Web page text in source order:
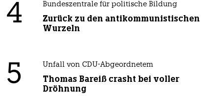
4 Bundeszentrale für politische Bildung
Zurück zu den antikommunistischen
Wurzeln
5 Unfall von CDU-Abgeordnetem
Thomas Bareiß crasht bei voller
Dröhnung